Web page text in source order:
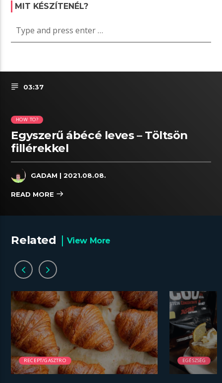
MIT KÉSZÍTENÉL?
03:37
HOW TO?
Egyszerű ábécé leves – Töltsön
fillérekkel
GADAM | 2021.08.08.
READ MORE
Related View More
RECEPT/GASZTRO EGÉSZSÉG